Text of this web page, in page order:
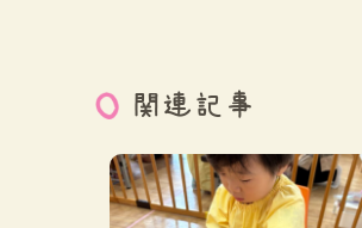
関連記事